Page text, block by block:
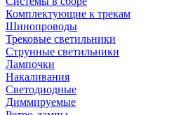
Комплектующие к трекам
Шинопроводы
Трековые светильники
Струнные светильники
Лампочки
Накаливания
Светодиодные
Диммируемые